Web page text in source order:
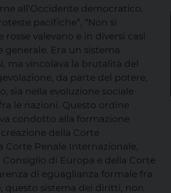
all’Occidente democratico.
pacifiche”, “Non si
valevano e in diversi casi
generale. Era un sistema
ma vincolava la brutalità del
da parte del potere,
sia nella evoluzione sociale
le nazioni. Questo ordine
condotto alla formazione
della Corte
Corte Penale Internazionale,
di Europa e della Corte
di eguaglianza formale fra
questo sistema dei diritti, non